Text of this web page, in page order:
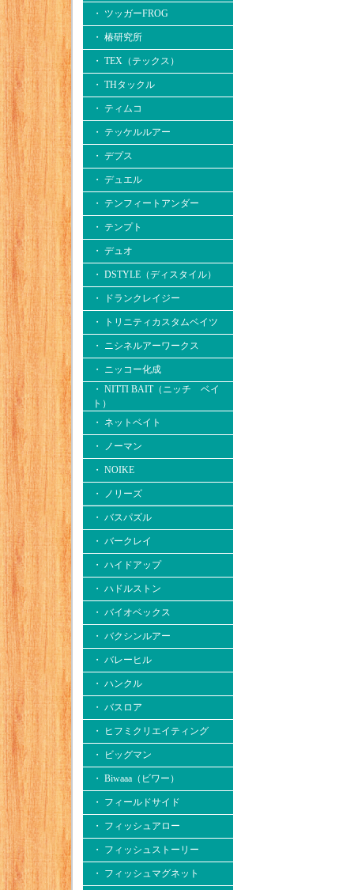
・ ツッガーFROG
・ 椿研究所
・ TEX（テックス）
・ THタックル
・ ティムコ
・ テッケルルアー
・ デプス
・ デュエル
・ テンフィートアンダー
・ テンプト
・ デュオ
・ DSTYLE（ディスタイル）
・ ドランクレイジー
・ トリニティカスタムベイツ
・ ニシネルアーワークス
・ ニッコー化成
・ NITTI BAIT（ニッチ ベイ
ト）
・ ネットベイト
・ ノーマン
・ NOIKE
・ ノリーズ
・ バスパズル
・ バークレイ
・ ハイドアップ
・ ハドルストン
・ バイオベックス
・ バクシンルアー
・ バレーヒル
・ ハンクル
・ バスロア
・ ヒフミクリエイティング
・ ビッグマン
・ Biwaaa（ビワー）
・ フィールドサイド
・ フィッシュアロー
・ フィッシュストーリー
・ フィッシュマグネット